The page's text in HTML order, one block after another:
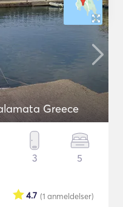
Greece
3 5
(1 anmeldelser)
4.7